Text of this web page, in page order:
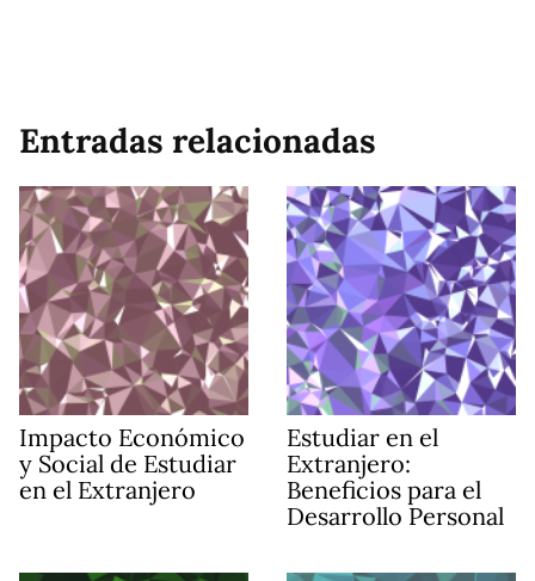
Entradas relacionadas
Impacto Económico
y Social de Estudiar
en el Extranjero
Estudiar en el
Extranjero:
Beneficios para el
Desarrollo Personal